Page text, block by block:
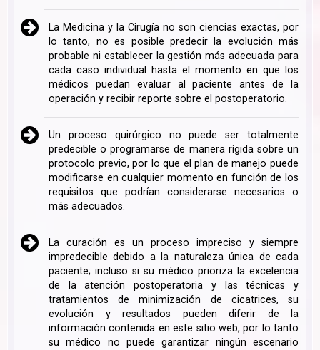
La Medicina y la Cirugía no son ciencias exactas, por
lo tanto, no es posible predecir la evolución más
probable ni establecer la gestión más adecuada para
cada caso individual hasta el momento en que los
médicos puedan evaluar al paciente antes de la
operación y recibir reporte sobre el postoperatorio.
Un proceso quirúrgico no puede ser totalmente
predecible o programarse de manera rígida sobre un
protocolo previo, por lo que el plan de manejo puede
modificarse en cualquier momento en función de los
requisitos que podrían considerarse necesarios o
más adecuados.
La curación es un proceso impreciso y siempre
impredecible debido a la naturaleza única de cada
paciente; incluso si su médico prioriza la excelencia
de la atención postoperatoria y las técnicas y
tratamientos de minimización de cicatrices, su
evolución y resultados pueden diferir de la
información contenida en este sitio web, por lo tanto
su médico no puede garantizar ningún escenario